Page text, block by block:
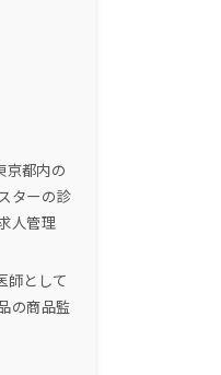
京都内の
ターの診
人管理
師として
の商品監